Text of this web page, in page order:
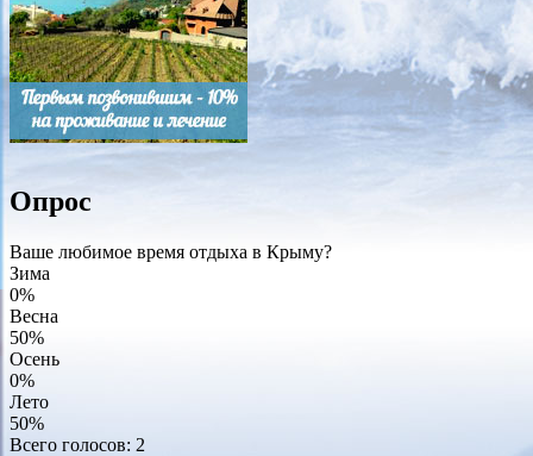
Опрос
Ваше любимое время отдыха в Крыму?
Зима
0%
Весна
50%
Осень
0%
Лето
50%
Всего голосов: 2